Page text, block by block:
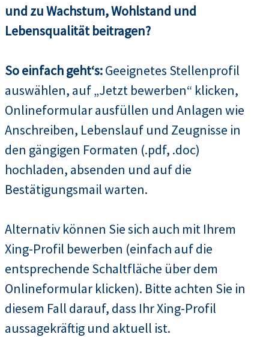
und zu Wachstum, Wohlstand und
Lebensqualität beitragen?
So einfach geht‘s:Geeignetes Stellenprofil
auswählen, auf „Jetzt bewerben“ klicken,
Onlineformular ausfüllen und Anlagen wie
Anschreiben, Lebenslauf und Zeugnisse in
den gängigen Formaten (.pdf, .doc)
hochladen, absenden und auf die
Bestätigungsmail warten.
Alternativ können Sie sich auch mit Ihrem
Xing-Profil bewerben (einfach auf die
entsprechende Schaltfläche über dem
Onlineformular klicken). Bitte achten Sie in
diesem Fall darauf, dass Ihr Xing-Profil
aussagekräftig und aktuell ist.